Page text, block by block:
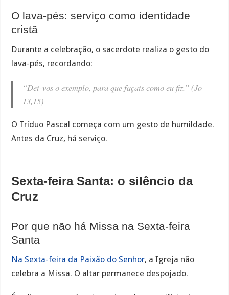
O lava-pés: serviço como identidade
cristã
Durante a celebração, o sacerdote realiza o gesto do
lava-pés, recordando:
“Dei-vos o exemplo, para que façais como eu fiz.” (Jo
13,15)
O Tríduo Pascal começa com um gesto de humildade.
Antes da Cruz, há serviço.
Sexta-feira Santa: o silêncio da
Cruz
Por que não há Missa na Sexta-feira
Santa
Na Sexta-feira da Paixão do Senhor, a Igreja não
celebra a Missa. O altar permanece despojado.